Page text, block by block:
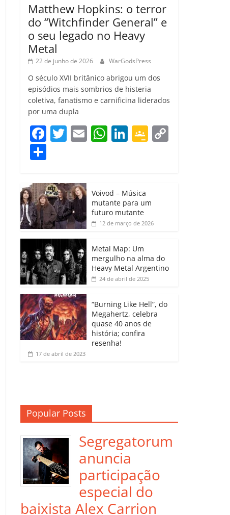
Matthew Hopkins: o terror
do “Witchfinder General” e
o seu legado no Heavy
Metal
22 de junho de 2026 WarGodsPress
O século XVII britânico abrigou um dos
episódios mais sombrios de histeria
coletiva, fanatismo e carnificina liderados
por uma dupla
F
e
b
o
o
k
T
er
E W
A
p
p
Li
dI
n
G
e
a
ro
o
m
m
p
ar
til
h
ar
Voivod – Música
mutante para um
futuro mutante
12 de março de 2026
Metal Map: Um
mergulho na alma do
Heavy Metal Argentino
24 de abril de 2025
“Burning Like Hell”, do
Megahertz, celebra
quase 40 anos de
história; confira
resenha!
17 de abril de 2023
Popular Posts
Segregatorum
anuncia
participação
especial do
baixista Alex Carrion